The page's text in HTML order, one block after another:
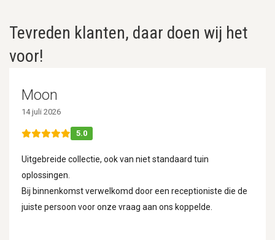
Tevreden klanten, daar doen wij het
voor!
Moon
14 juli 2026
5.0
Uitgebreide collectie, ook van niet standaard tuin
oplossingen.
Bij binnenkomst verwelkomd door een receptioniste die de
juiste persoon voor onze vraag aan ons koppelde.